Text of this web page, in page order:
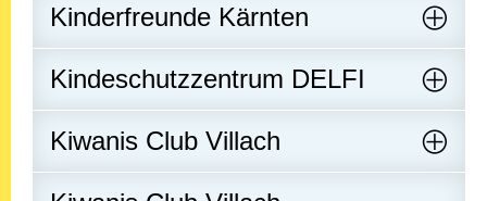
Kinderfreunde Kärnten
Kindeschutzzentrum DELFI
Kiwanis Club Villach